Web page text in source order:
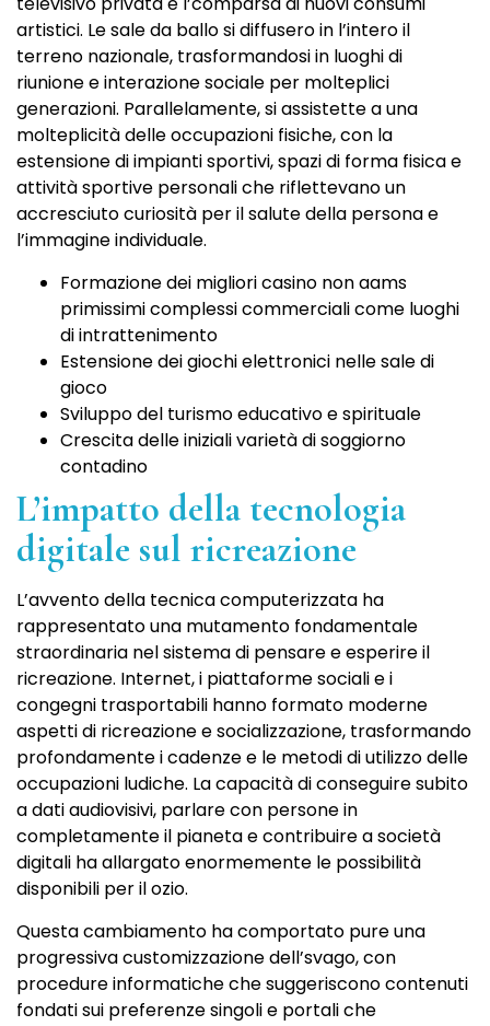
artistici. Le sale da ballo si diffusero in l’intero il
terreno nazionale, trasformandosi in luoghi di
riunione e interazione sociale per molteplici
generazioni. Parallelamente, si assistette a una
molteplicità delle occupazioni fisiche, con la
estensione di impianti sportivi, spazi di forma fisica e
attività sportive personali che riflettevano un
accresciuto curiosità per il salute della persona e
l’immagine individuale.
Formazione dei migliori casino non aams
primissimi complessi commerciali come luoghi
di intrattenimento
Estensione dei giochi elettronici nelle sale di
gioco
Sviluppo del turismo educativo e spirituale
Crescita delle iniziali varietà di soggiorno
contadino
L’impatto della tecnologia
digitale sul ricreazione
L’avvento della tecnica computerizzata ha
rappresentato una mutamento fondamentale
straordinaria nel sistema di pensare e esperire il
ricreazione. Internet, i piattaforme sociali e i
congegni trasportabili hanno formato moderne
aspetti di ricreazione e socializzazione, trasformando
profondamente i cadenze e le metodi di utilizzo delle
occupazioni ludiche. La capacità di conseguire subito
a dati audiovisivi, parlare con persone in
completamente il pianeta e contribuire a società
digitali ha allargato enormemente le possibilità
disponibili per il ozio.
Questa cambiamento ha comportato pure una
progressiva customizzazione dell’svago, con
procedure informatiche che suggeriscono contenuti
fondati sui preferenze singoli e portali che